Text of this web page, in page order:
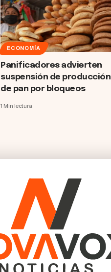
ECONOMÍA
Panificadores advierten
suspensión de producción
de pan por bloqueos
1 Min lectura